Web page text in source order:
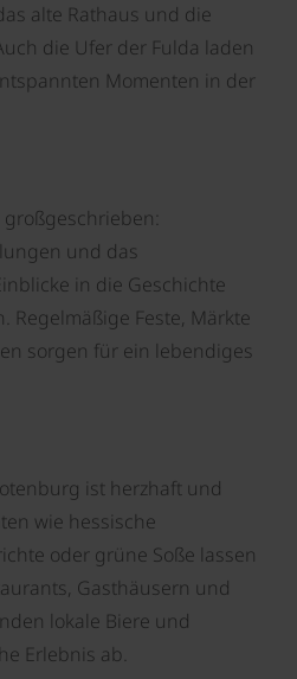
alte Rathaus und die
die Ufer der Fulda laden
Momenten in der
und das
in die Geschichte
Regelmäßige Feste, Märkte
sorgen für ein lebendiges
ist herzhaft und
wie hessische
oder grüne Soße lassen
Gasthäusern und
lokale Biere und
Erlebnis ab.